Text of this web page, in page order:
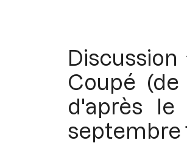
Coupé
d'après
septembre